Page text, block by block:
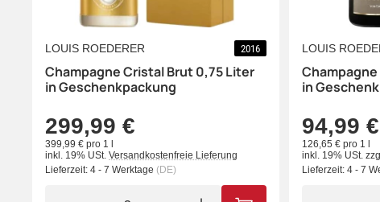
LOUIS ROEDERER 2016
Champagne Cristal Brut 0,75 Liter
in Geschenkpackung
299,99 €
399,99 € pro 1 l
inkl. 19% USt. Versandkostenfreie Lieferung
Lieferzeit: 4 - 7 Werktage (DE)
LOUIS
in
94,99 €
126,65 € pro 1 l
inkl. 19% USt.
Lieferzeit: 4 - 7